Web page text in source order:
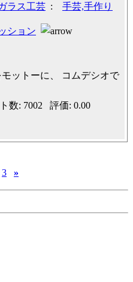
ラス工芸 : 手芸,手作り
ション
ットーに、 コムデシオで
数: 7002 評価: 0.00
3 »